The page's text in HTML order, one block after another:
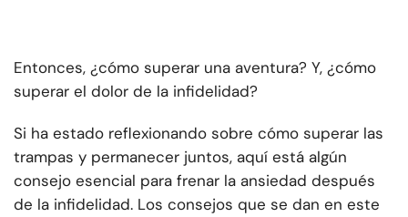
Entonces, ¿cómo superar una aventura? Y, ¿cómo
superar el dolor de la infidelidad?
Si ha estado reflexionando sobre cómo superar las
trampas y permanecer juntos, aquí está algún
consejo esencial para frenar la ansiedad después
de la infidelidad. Los consejos que se dan en este